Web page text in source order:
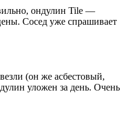
ондулин Tile —
Сосед уже спрашивает
(он же асбестовый,
уложен за день. Очень